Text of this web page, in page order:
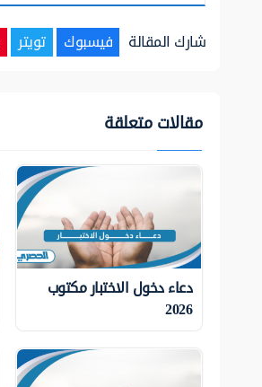
شارك المقالة فيسبوك تويتر
مقالات متعلقة
دعاء دخول الاختبار مكتوب
2026